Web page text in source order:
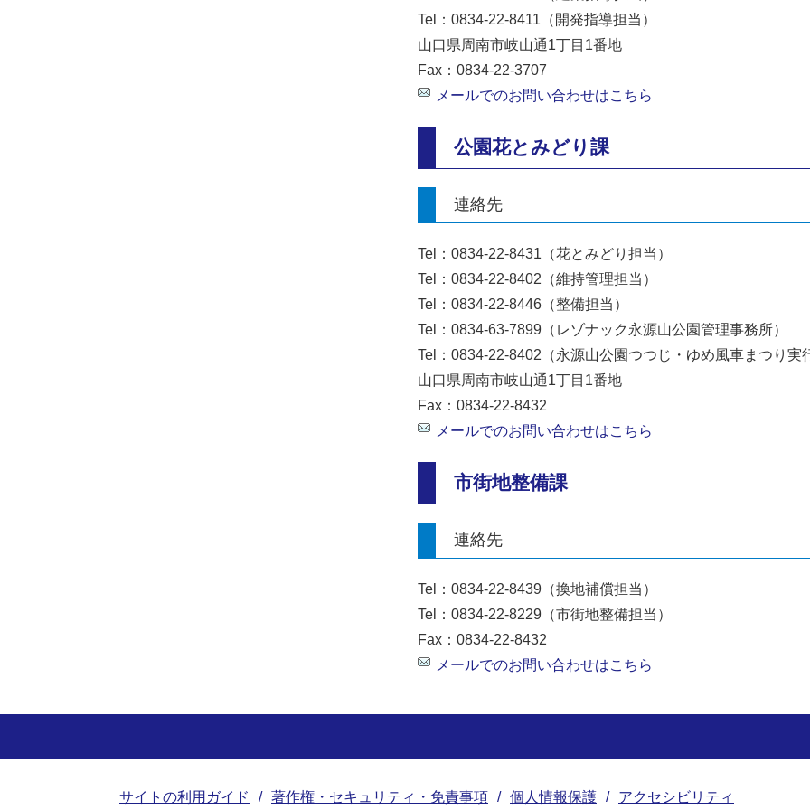
Tel：0834-22-8411（開発指導担当）
山口県周南市岐山通1丁目1番地
Fax：0834-22-3707
メールでのお問い合わせはこちら
公園花とみどり課
連絡先
Tel：0834-22-8431（花とみどり担当）
Tel：0834-22-8402（維持管理担当）
Tel：0834-22-8446（整備担当）
Tel：0834-63-7899（レゾナック永源山公園管理事務所）
Tel：0834-22-8402（永源山公園つつじ・ゆめ風車まつり実
山口県周南市岐山通1丁目1番地
Fax：0834-22-8432
メールでのお問い合わせはこちら
市街地整備課
連絡先
Tel：0834-22-8439（換地補償担当）
Tel：0834-22-8229（市街地整備担当）
Fax：0834-22-8432
メールでのお問い合わせはこちら
サイトの利用ガイド 著作権・セキュリティ・免責事項 個人情報保護 アクセシビリティ